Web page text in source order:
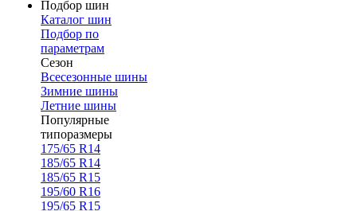
Подбор шин
Каталог шин
Подбор по
параметрам
Сезон
Всесезонные шины
Зимние шины
Летние шины
Популярные
типоразмеры
175/65 R14
185/65 R14
185/65 R15
195/60 R16
195/65 R15